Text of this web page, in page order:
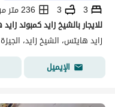
3
3
236 متر مربع
زايد هايتس، الشيخ زايد، الجيزة
الإيميل